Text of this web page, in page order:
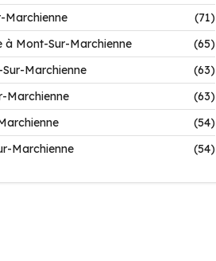
Marchienne
(71)
à Mont-Sur-Marchienne
(65)
Marchienne
(63)
Marchienne
(63)
(54)
Marchienne
(54)